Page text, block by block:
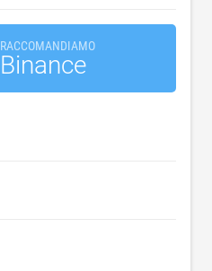
RACCOMANDIAMO
Binance